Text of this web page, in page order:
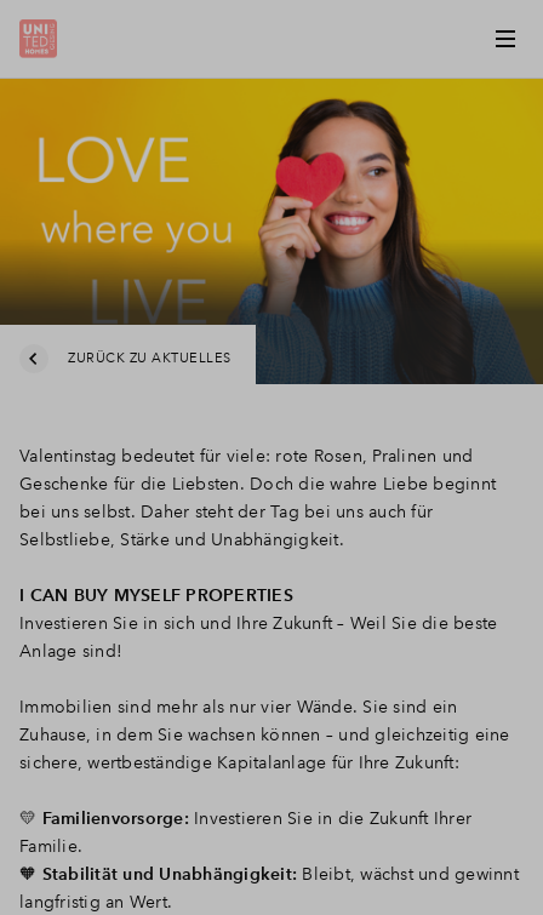
ZURÜCK ZU AKTUELLES
Valentinstag bedeutet für viele: rote Rosen, Pralinen und
Geschenke für die Liebsten. Doch die wahre Liebe beginnt
bei uns selbst. Daher steht der Tag bei uns auch für
Selbstliebe, Stärke und Unabhängigkeit.
I CAN BUY MYSELF PROPERTIES
Investieren Sie in sich und Ihre Zukunft – Weil Sie die beste
Anlage sind!
Immobilien sind mehr als nur vier Wände. Sie sind ein
Zuhause, in dem Sie wachsen können – und gleichzeitig eine
sichere, wertbeständige Kapitalanlage für Ihre Zukunft:
💛 Familienvorsorge: Investieren Sie in die Zukunft Ihrer
Familie.
🧡 Stabilität und Unabhängigkeit: Bleibt, wächst und gewinnt
langfristig an Wert.